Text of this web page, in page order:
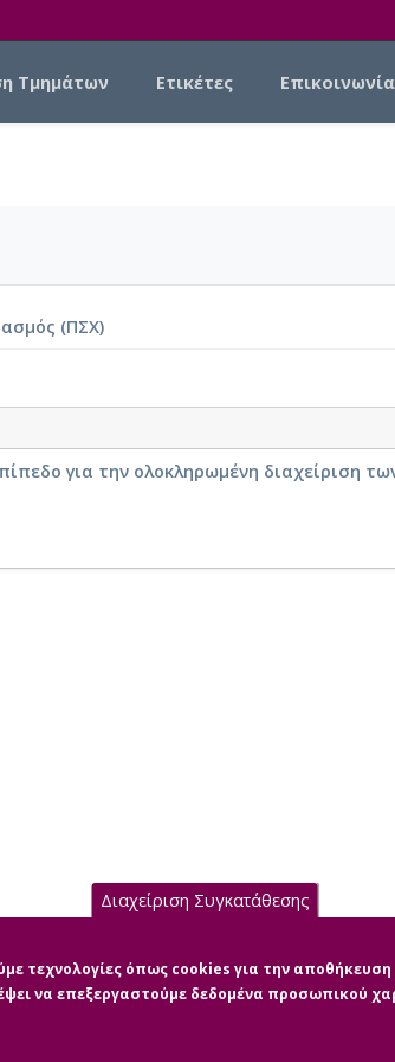
Τμημάτων Ετικέτες Επικοινωνία
(ΠΣΧ)
για την ολοκληρωμένη διαχείριση
Διαχείριση Συγκατάθεσης
τεχνολογίες όπως cookies για την
να επεξεργαστούμε δεδομένα προσωπικού